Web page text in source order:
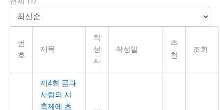
번
호
제목
작
성
자
작성일
추
천
조회
제4회 꿈과
사랑의 시
축제에 초